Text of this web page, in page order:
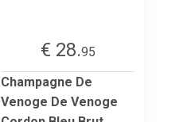
€ 28.95
Champagne De
Venoge De Venoge